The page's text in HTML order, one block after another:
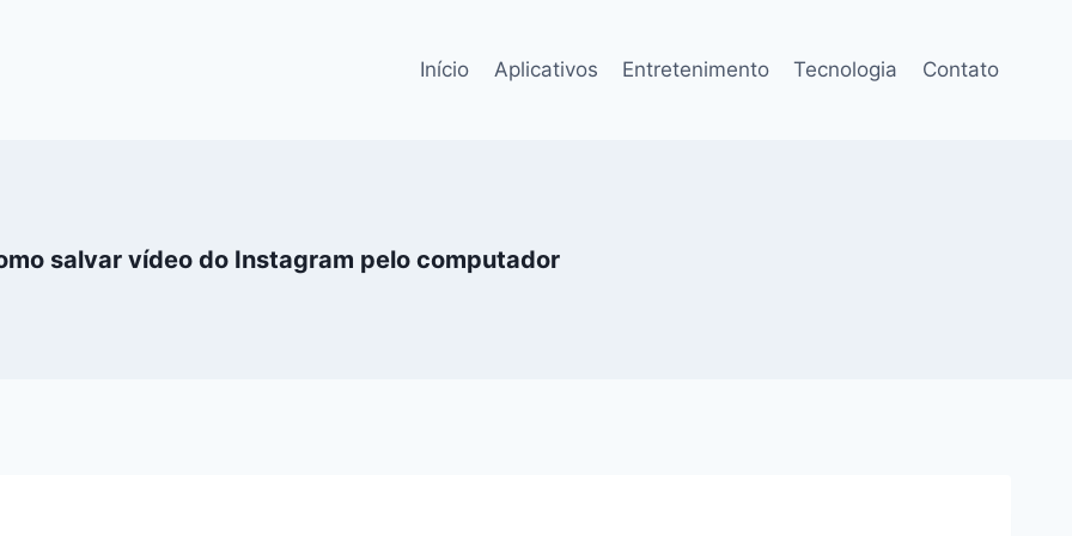
Início Aplicativos Entretenimento Tecnologia Contato
salvar vídeo do Instagram pelo computador